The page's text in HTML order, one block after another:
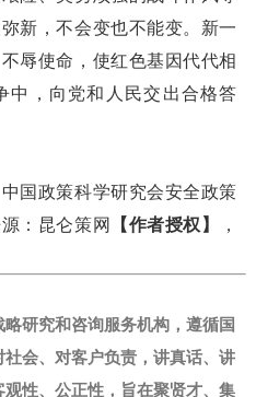
新，不会变也不能变。新一
辱使命，使红色基因代代相
中，向党和人民交出合格答
国政策科学研究会安全政策
：昆仑策网 【作者授权】
，
略研究和咨询服务机构，遵循国
会、对客户负责，讲真话、讲
性、公正性，旨在聚贤才、集